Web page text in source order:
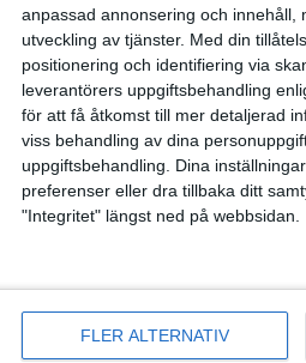
anpassad annonsering och innehåll,
utveckling av tjänster. Med din
positionering och identifiering via
leverantörers uppgiftsbehandling
för att få åtkomst till mer detaljerad
viss behandling av dina
uppgiftsbehandling. Dina
preferenser eller dra tillbaka ditt
"Integritet" längst ned på webbsidan.
FLER ALTERNATIV
Ett slutsålt och rekordstort adidas
nästintill perfekt löparväder. 18
var 19,866 löpare anmälda, varav
Löparna viktiga när Sverige
26 aug 2025
Den hundrade upplagan av
landskamp i friidrott, avgjordes inför
Svenskt rekord när Almgren